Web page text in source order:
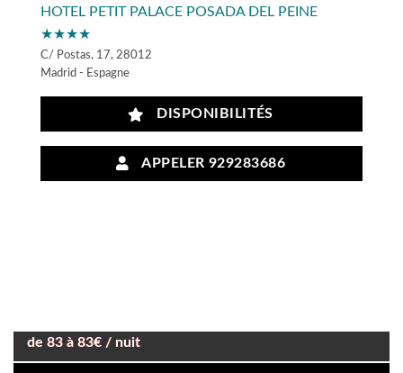
HOTEL PETIT PALACE POSADA DEL PEINE
★★★★
C/ Postas, 17, 28012
Madrid - Espagne
DISPONIBILITÉS
APPELER 929283686
de 83 à 83€ / nuit